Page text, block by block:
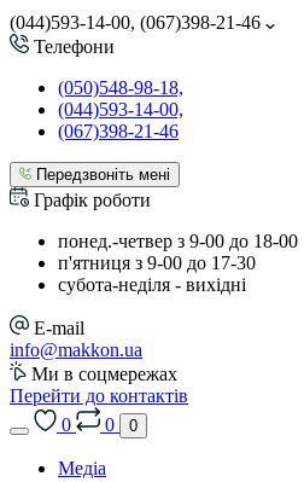
(044)593-14-00, (067)398-21-46
Телефони
(050)548-98-18,
(044)593-14-00,
(067)398-21-46
Передзвоніть мені
Графік роботи
понед.-четвер з 9-00 до 18-00
п'ятниця з 9-00 до 17-30
cубота-неділя - вихідні
E-mail
info@makkon.ua
Ми в соцмережах
Перейти до контактів
0
0 0
Медіа